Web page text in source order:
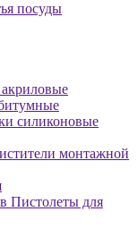
посуды
силиконовые
монтажной
Пистолеты для